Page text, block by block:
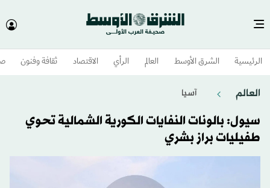
الرئيسية الشرق الأوسط​ العالم الرأي الاقتصاد ثقافة وفنون
العالم آسيا
سيول: بالونات النفايات الكورية الشمالية تحوي
طفيليات براز بشري